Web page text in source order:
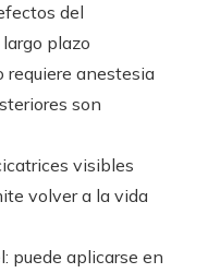
del
plazo
requiere anestesia
son
visibles
volver a la vida
puede aplicarse en